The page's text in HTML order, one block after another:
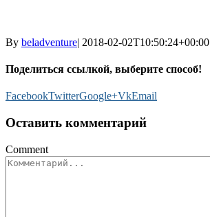
By beladventure| 2018-02-02T10:50:24+00:00
Поделиться ссылкой, выберите способ!
FacebookTwitterGoogle+VkEmail
Оставить комментарий
Comment